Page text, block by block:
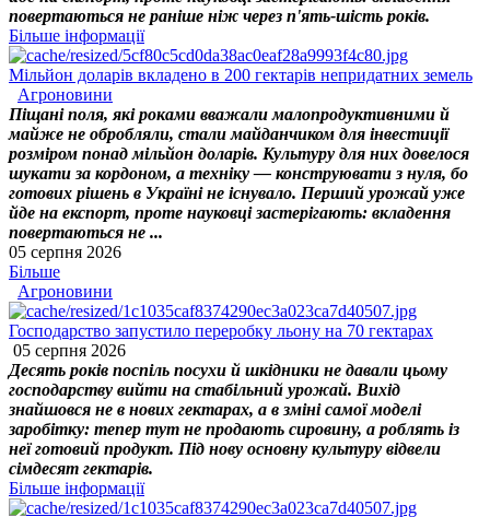
повертаються не раніше ніж через п'ять-шість років.
Більше інформації
Мільйон доларів вкладено в 200 гектарів непридатних земель
Агроновини
Піщані поля, які роками вважали малопродуктивними й
майже не обробляли, стали майданчиком для інвестиції
розміром понад мільйон доларів. Культуру для них довелося
шукати за кордоном, а техніку — конструювати з нуля, бо
готових рішень в Україні не існувало. Перший урожай уже
йде на експорт, проте науковці застерігають: вкладення
повертаються не ...
05 серпня 2026
Більше
Агроновини
Господарство запустило переробку льону на 70 гектарах
05 серпня 2026
Десять років поспіль посухи й шкідники не давали цьому
господарству вийти на стабільний урожай. Вихід
знайшовся не в нових гектарах, а в зміні самої моделі
заробітку: тепер тут не продають сировину, а роблять із
неї готовий продукт. Під нову основну культуру відвели
сімдесят гектарів.
Більше інформації